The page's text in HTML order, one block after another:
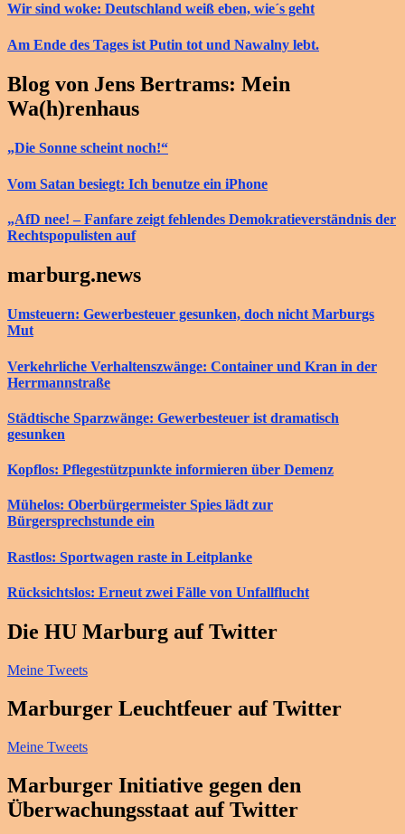
Wir sind woke: Deutschland weiß eben, wie´s geht
Am Ende des Tages ist Putin tot und Nawalny lebt.
Blog von Jens Bertrams: Mein
Wa(h)renhaus
„Die Sonne scheint noch!“
Vom Satan besiegt: Ich benutze ein iPhone
„AfD nee! – Fanfare zeigt fehlendes Demokratieverständnis der
Rechtspopulisten auf
marburg.news
Umsteuern: Gewerbesteuer gesunken, doch nicht Marburgs
Mut
Verkehrliche Verhaltenszwänge: Container und Kran in der
Herrmannstraße
Städtische Sparzwänge: Gewerbesteuer ist dramatisch
gesunken
Kopflos: Pflegestützpunkte informieren über Demenz
Mühelos: Oberbürgermeister Spies lädt zur
Bürgersprechstunde ein
Rastlos: Sportwagen raste in Leitplanke
Rücksichtslos: Erneut zwei Fälle von Unfallflucht
Die HU Marburg auf Twitter
Meine Tweets
Marburger Leuchtfeuer auf Twitter
Meine Tweets
Marburger Initiative gegen den
Überwachungsstaat auf Twitter